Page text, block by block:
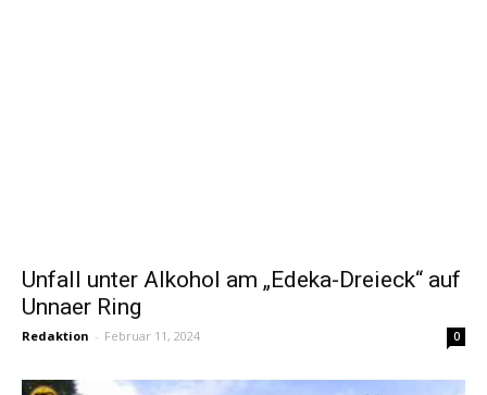
Unfall unter Alkohol am „Edeka-Dreieck“ auf
Unnaer Ring
Redaktion - Februar 11, 2024 0